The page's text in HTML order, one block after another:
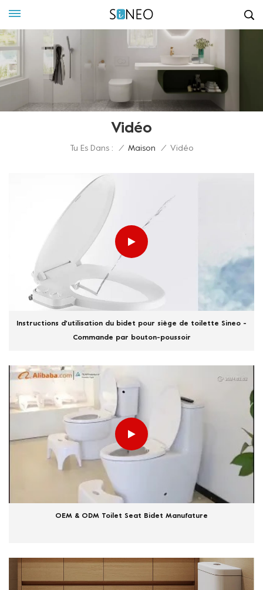
Vidéo
Tu Es Dans : / Maison / Vidéo
Instructions d'utilisation du bidet pour siège de toilette Sineo -
Commande par bouton-poussoir
OEM & ODM Toilet Seat Bidet Manufature